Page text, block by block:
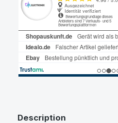
Description